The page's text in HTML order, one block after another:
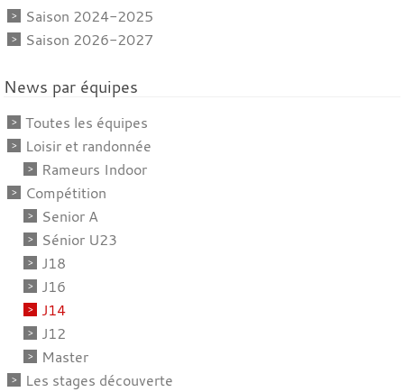
Saison 2024-2025
Saison 2026-2027
News par équipes
Toutes les équipes
Loisir et randonnée
Rameurs Indoor
Compétition
Senior A
Sénior U23
J18
J16
J14
J12
Master
Les stages découverte